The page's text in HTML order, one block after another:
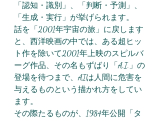
「認知・識別」、「判断・予測」、
「生成・実行」が挙げられます。
話を「2001年宇宙の旅」に戻します
と、西洋映画の中では、ある超ヒッ
ト作を除いて2001年上映のスピルバ
ーグ作品、その名もずばり「A.I.」の
登場を待つまで、AIは人間に危害を
与えるものという描かれ方をしてい
ます。
その際たるものが、1984年公開「タ